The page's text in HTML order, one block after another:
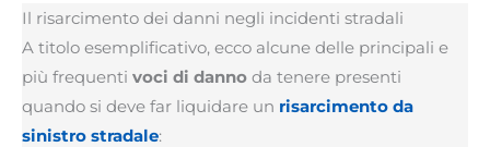
Il risarcimento dei danni negli incidenti stradali
A titolo esemplificativo, ecco alcune delle principali e
più frequenti voci di danno da tenere presenti
quando si deve far liquidare un risarcimento da
sinistro stradale: